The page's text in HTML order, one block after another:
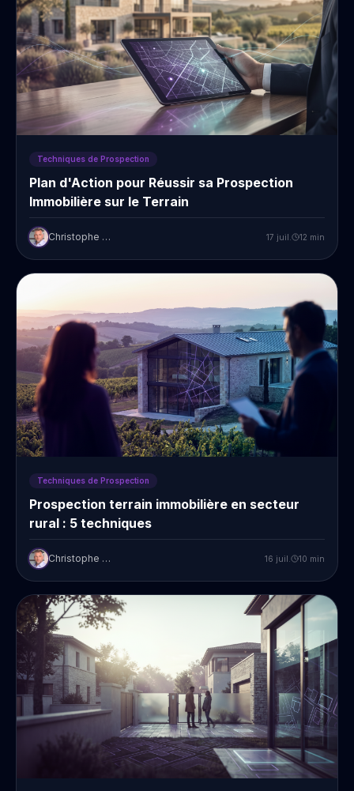
Techniques de Prospection
Plan d'Action pour Réussir sa Prospection
Immobilière sur le Terrain
Christophe Prudent 17 juil. 12 min
Techniques de Prospection
Prospection terrain immobilière en secteur
rural : 5 techniques
Christophe Prudent 16 juil. 10 min